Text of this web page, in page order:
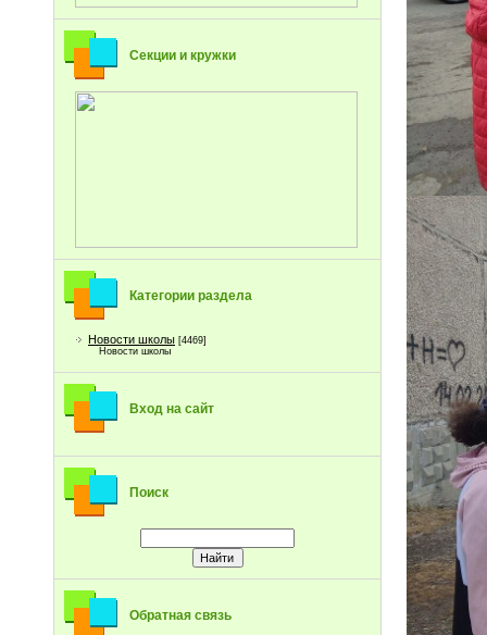
Секции и кружки
Категории раздела
Новости школы [4469]
Новости школы
Вход на сайт
Поиск
Обратная связь